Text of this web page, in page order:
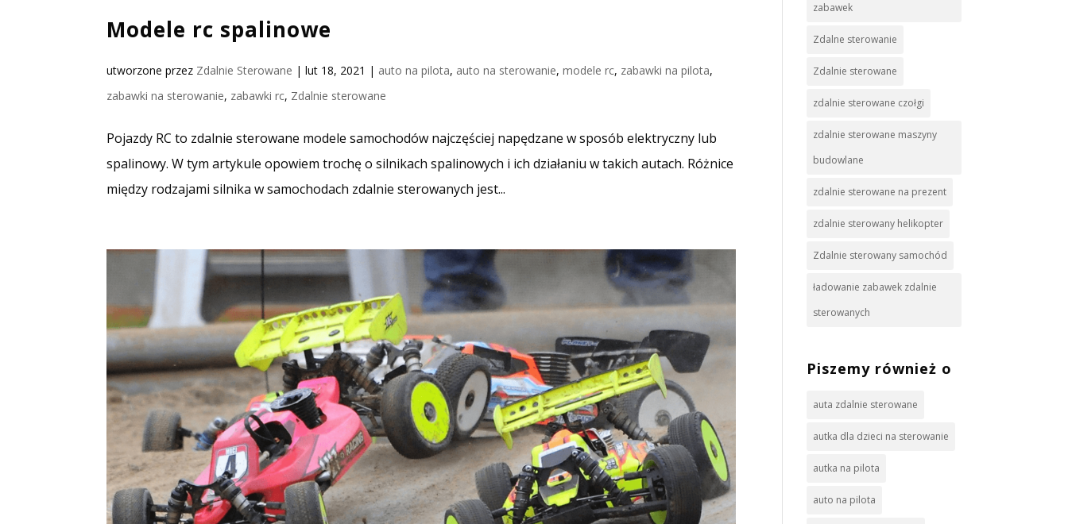
Modele rc spalinowe
utworzone przez Zdalnie Sterowane |lut 18, 2021 | auto na pilota, auto na sterowanie,modele rc, zabawki na pilota,
zabawki na sterowanie, zabawki rc, Zdalnie sterowane
Pojazdy RC to zdalnie sterowane modele samochodów najczęściej napędzane w sposób elektryczny lub
spalinowy. W tym artykule opowiem trochę o silnikach spalinowych i ich działaniu w takich autach. Różnice
między rodzajami silnika w samochodach zdalnie sterowanych jest...
zabawek
Zdalne sterowanie
Zdalnie sterowane
zdalnie sterowane czołgi
zdalnie sterowane maszyny
budowlane
zdalnie sterowane na prezent
zdalnie sterowany helikopter
Zdalnie sterowany samochód
ładowanie zabawek zdalnie
sterowanych
Piszemy również o
auta zdalnie sterowane
autka dla dzieci na sterowanie
autka na pilota
auto na pilota